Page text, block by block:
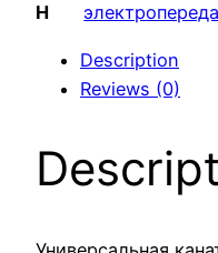
Н
Description
Reviews (0)